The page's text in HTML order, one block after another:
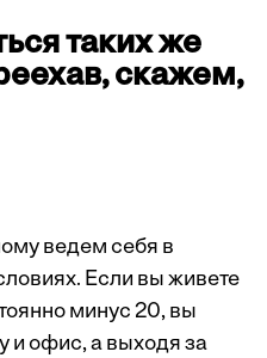
таких же
скажем,
ведем себя в
Если вы живете
минус 20, вы
и офис, а выходя за